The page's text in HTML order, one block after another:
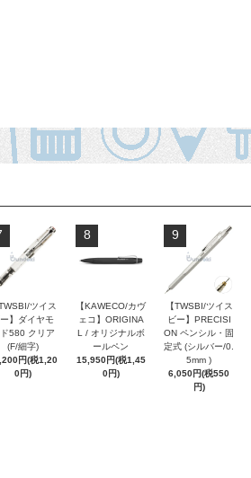
TWSBI/ツイス
ー】ダイヤモ
580 クリア
(F/細字)
円(税1,20
0円)
8
【KAWECO/カヴ
ェコ】ORIGINA
L / オリジナルボ
ールペン
15,950円(税1,45
0円)
9
【TWSBI/ツイス
ビー】PRECISI
ON ペンシル・固
定式 (シルバー/0.
5mm )
6,050円(税550
円)